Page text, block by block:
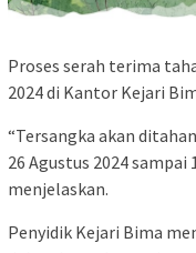
Proses serah terima
2024 di Kantor Kejari
“Tersangka akan
26 Agustus 2024
menjelaskan.
Penyidik Kejari Bima